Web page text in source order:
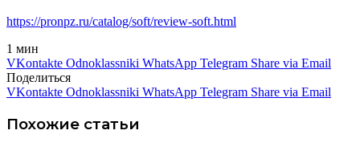
https://pronpz.ru/catalog/soft/review-soft.html
1 мин
VKontakte Odnoklassniki WhatsApp Telegram Share via Email
Поделиться
VKontakte Odnoklassniki WhatsApp Telegram Share via Email
Похожие статьи